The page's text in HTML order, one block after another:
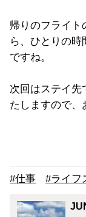
帰りのフライト
ら、ひとりの
ですね。
次回はステイ先
たしますので
#仕事 #ライフ